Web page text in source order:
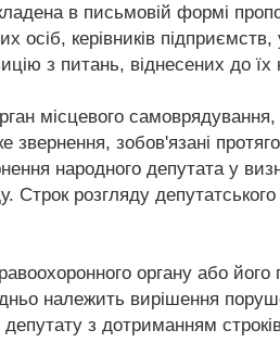
в письмовій формі
осіб, керівників
з питань, віднесених до їх
місцевого самоврядування,
звернення, зобов'язані
народного депутата у
Строк розгляду
органу або
належить вирішення
з дотриманням